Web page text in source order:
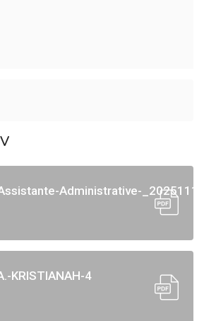
Assistante-Administrative-
KRISTIANAH-4